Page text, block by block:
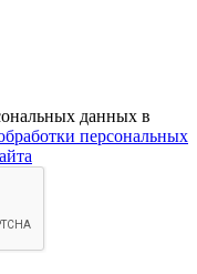
данных в
персональных